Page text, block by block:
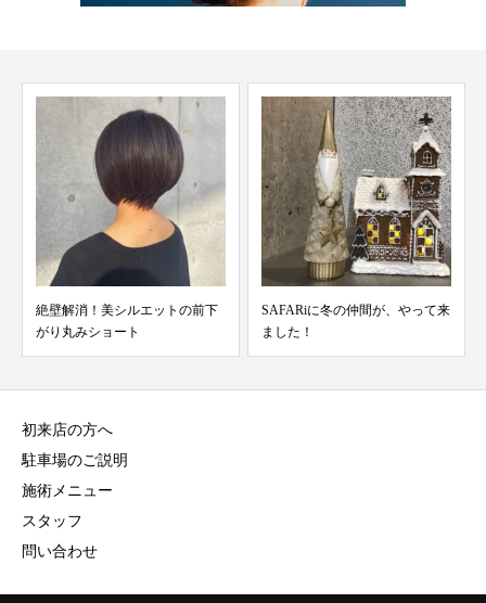
絶壁解消！美シルエットの前下
がり丸みショート
SAFARiに冬の仲間が、やって来
ました！
初来店の方へ
駐車場のご説明
施術メニュー
スタッフ
問い合わせ